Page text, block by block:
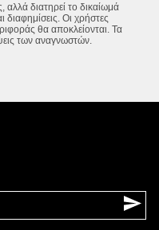
αλλά διατηρεί το δικαίωμά
διαφημίσεις. Οι χρήστες
θα αποκλείονται. Τα
των αναγνωστών.